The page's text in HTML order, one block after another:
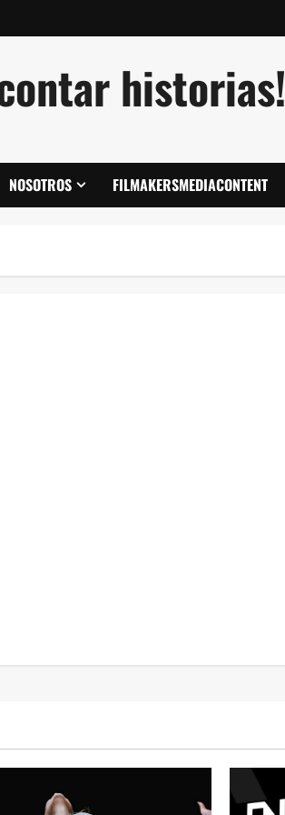
historias!
NOSOTROS FILMAKERSMEDIACONTENT